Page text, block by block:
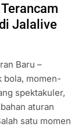
Jalalive
Baru –
bola, momen-
spektakuler,
aturan
satu momen